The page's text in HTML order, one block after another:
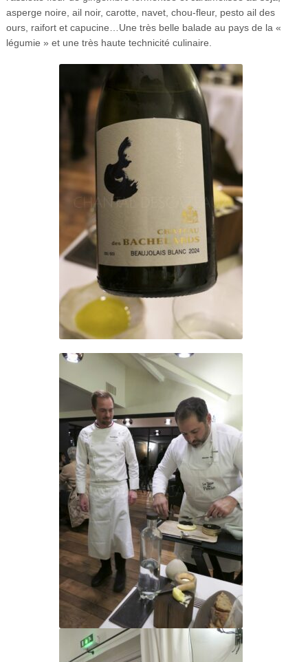
asperge noire, ail noir, carotte, navet, chou-fleur, pesto ail des
ours, raifort et capucine…Une très belle balade au pays de la «
légumie » et une très haute technicité culinaire.